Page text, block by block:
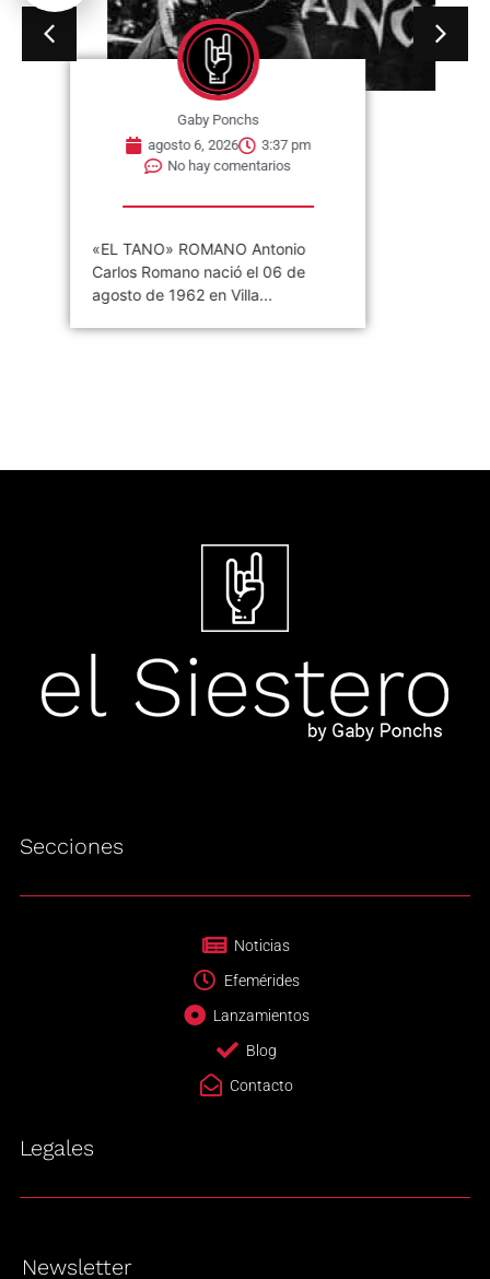
Gaby Ponchs
agosto 6, 2026
3:37 pm
No hay comentarios
«EL TANO» ROMANO Antonio
Carlos Romano nació el 06 de
agosto de 1962 en Villa...
Secciones
Noticias
Efemérides
Lanzamientos
Blog
Contacto
Legales
Newsletter